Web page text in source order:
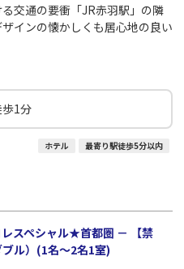
交通の要衝「JR赤羽駅」の隣
インの懐かしくも居心地の良い
1分
ホテル 最寄り駅徒歩5分以内
スペシャル★首都圏 － 【禁
ル）(1名～2名1室)